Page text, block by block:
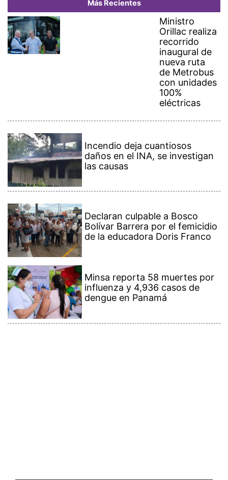
Ministro
Orillac realiza
recorrido
inaugural de
nueva ruta
de Metrobus
con unidades
100%
eléctricas
daños en el INA, se investigan
las causas
Bolívar Barrera por el femicidio
de la educadora Doris Franco
influenza y 4,936 casos de
dengue en Panamá